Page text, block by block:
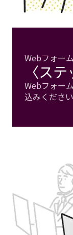
Webフォー
〈ステ
Webフォー
込みください